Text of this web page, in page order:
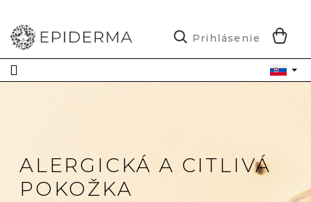
obsah
Prihlásenie
ALERGICKÁ A CITLIVÁ
POKOŽKA